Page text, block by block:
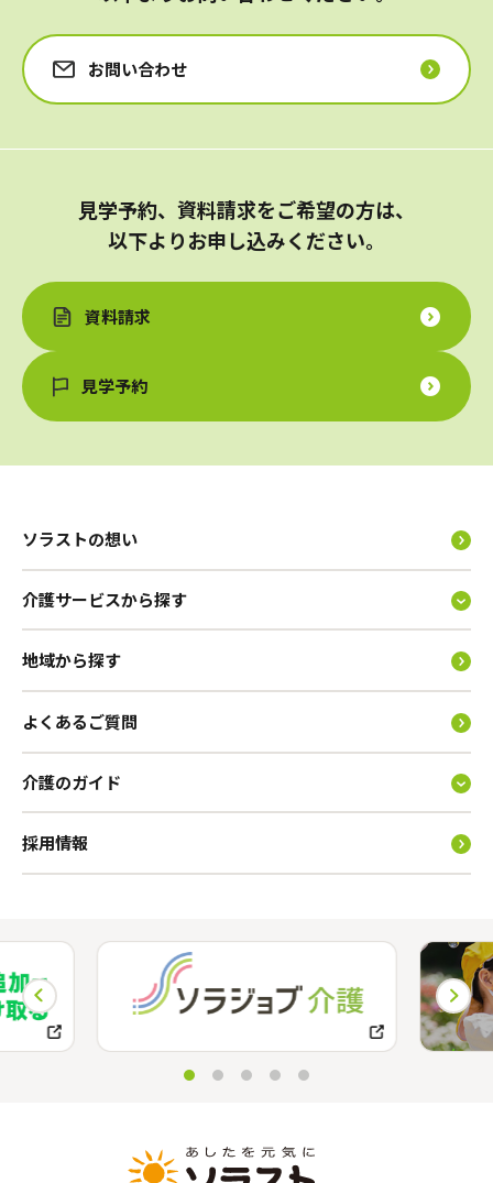
お問い合わせ
見学予約、資料請求をご希望の方は、
以下よりお申し込みください。
資料請求
見学予約
ソラストの想い
介護サービスから探す
地域から探す
よくあるご質問
介護のガイド
採用情報